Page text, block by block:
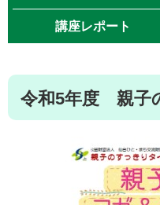
講座レポート
令和5年度 親子